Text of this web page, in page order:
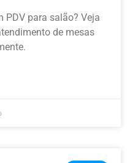
PDV para salão? Veja
de mesas